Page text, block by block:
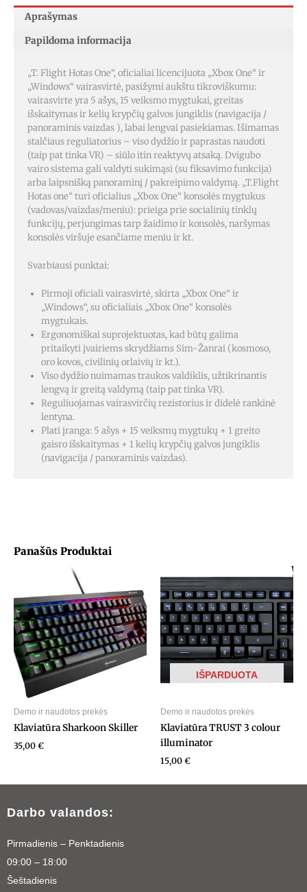
Panašūs Produktai
Demo ir naudotos prekės
Klaviatūra Sharkoon Skiller
35,00 €
IŠPARDUOTA
Demo ir naudotos prekės
Klaviatūra TRUST 3 colour
illuminator
15,00 €
Aprašymas
Papildoma informacija
„T. Flight Hotas One“, oficialiai licencijuota „Xbox One“ ir
„Windows“ vairasvirtė, pasižymi aukštu tikroviškumu:
vairasvirte yra 5 ašys, 15 veiksmo mygtukai, greitas
išskaitymas ir kelių krypčių galvos jungiklis (navigacija /
panoraminis vaizdas ), labai lengvai pasiekiamas. Išimamas
stalčiaus reguliatorius – viso dydžio ir paprastas naudoti
(taip pat tinka VR) – siūlo itin reaktyvų atsaką. Dvigubo
vairo sistema gali valdyti sukimąsi (su fiksavimo funkcija)
arba laipsnišką panoraminį / pakreipimo valdymą. „T.Flight
Hotas one“ turi oficialius „Xbox One“ konsolės mygtukus
(vadovas/vaizdas/meniu): prieiga prie socialinių tinklų
funkcijų, perjungimas tarp žaidimo ir konsolės, naršymas
konsolės viršuje esančiame meniu ir kt.
Svarbiausi punktai:
Pirmoji oficiali vairasvirtė, skirta „Xbox One“ ir
„Windows“, su oficialiais „Xbox One“ konsolės
mygtukais.
Ergonomiškai suprojektuotas, kad būtų galima
pritaikyti įvairiems skrydžiams Sim-Žanrai (kosmoso,
oro kovos, civilinių orlaivių ir kt.).
Viso dydžio nuimamas traukos valdiklis, užtikrinantis
lengvą ir greitą valdymą (taip pat tinka VR).
Reguliuojamas vairasvirčių rezistorius ir didelė rankinė
lentyna.
Plati įranga: 5 ašys + 15 veiksmų mygtukų + 1 greito
gaisro išskaitymas + 1 kelių krypčių galvos jungiklis
(navigacija / panoraminis vaizdas).
Darbo valandos:
Pirmadienis – Penktadienis
09:00 – 18:00
Šeštadienis